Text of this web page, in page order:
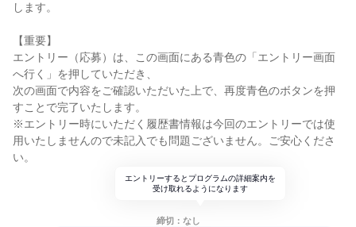
します。
【重要】
エントリー（応募）は、この画面にある青色の「エントリー画面
へ行く」を押していただき、
次の画面で内容をご確認いただいた上で、再度青色のボタンを押
すことで完了いたします。
※エントリー時にいただく履歴書情報は今回のエントリーでは使
用いたしませんので未記入でも問題ございません。ご安心くださ
い。
エントリーするとプログラムの詳細案内を
受け取れるようになります
締切：なし